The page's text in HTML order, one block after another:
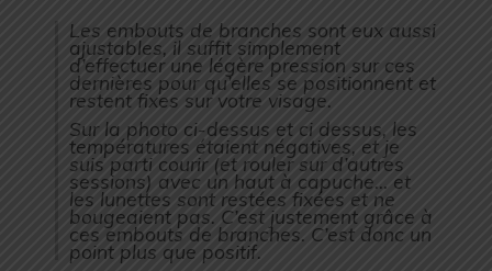
Les embouts de branches sont eux aussi
ajustables, il suffit simplement
d’effectuer une légère pression sur ces
dernières pour qu’elles se positionnent et
restent fixes sur votre visage.
Sur la photo ci-dessus et ci dessus, les
températures étaient négatives, et je
suis parti courir (et rouler sur d’autres
sessions) avec un haut à capuche… et
les lunettes sont restées fixées et ne
bougeaient pas. C’est justement grâce à
ces embouts de branches. C’est donc un
point plus que positif.